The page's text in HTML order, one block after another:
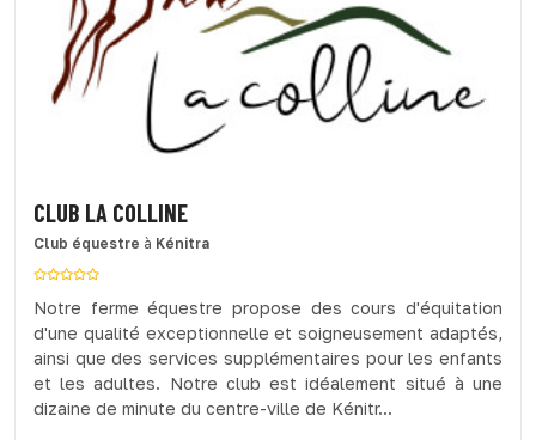
CLUB LA COLLINE
Club équestre à Kénitra
Notre ferme équestre propose des cours d'équitation
d'une qualité exceptionnelle et soigneusement adaptés,
ainsi que des services supplémentaires pour les enfants
et les adultes. Notre club est idéalement situé à une
dizaine de minute du centre-ville de Kénitr...